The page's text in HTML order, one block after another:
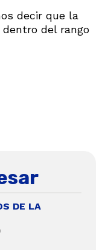
decir que la
del rango
DE LA